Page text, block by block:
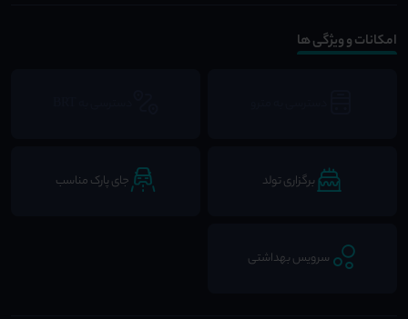
امکانات و ویژگی ها
برگزاری تولد جای پارک مناسب
سرویس بهداشتی